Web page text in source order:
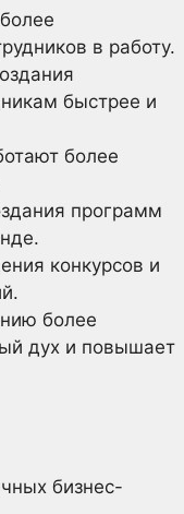
в работу.
быстрее и
более
программ
конкурсов и
более
дух и повышает
бизнес-